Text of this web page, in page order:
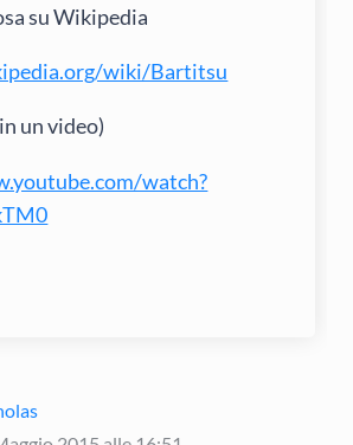
su Wikipedia
wiki/Bartitsu
un video)
watch?